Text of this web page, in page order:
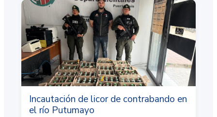
Incautación de licor de contrabando en
el río Putumayo